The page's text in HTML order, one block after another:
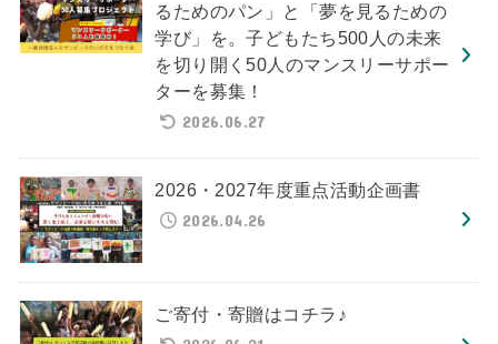
るためのパン」と「夢を見るための
学び」を。子どもたち500人の未来
を切り開く50人のマンスリーサポー
ターを募集！
2026.06.27
2026・2027年度重点活動企画書
2026.04.26
ご寄付・寄贈はコチラ♪